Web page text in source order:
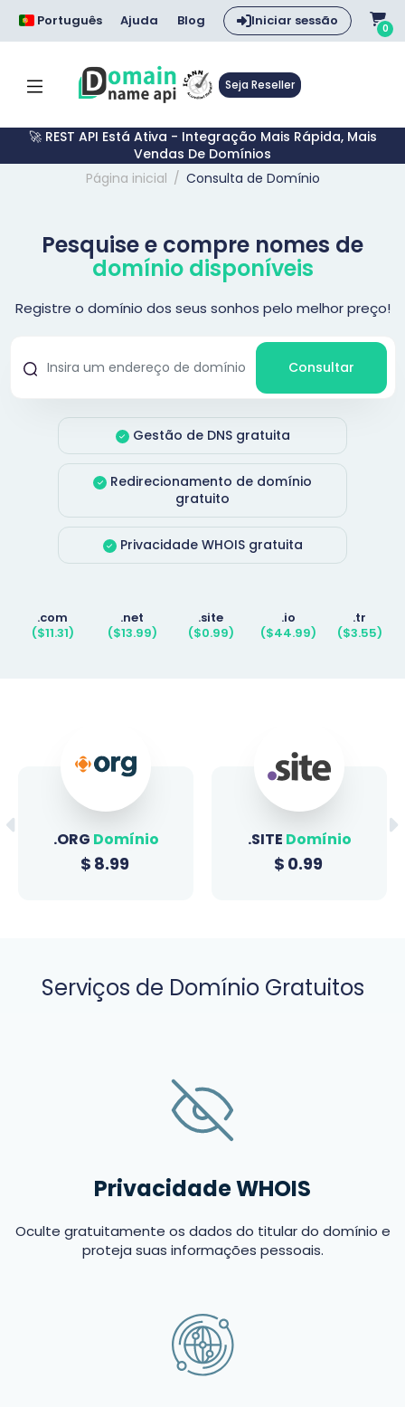
Português Ajuda Blog Iniciar sessão 0
Seja Reseller
🚀 REST API Está Ativa - Integração Mais Rápida, Mais
Vendas De Domínios
Página inicial
Consulta de Domínio
Pesquise e compre nomes de
domínio disponíveis
Registre o domínio dos seus sonhos pelo melhor preço!
Consultar
Gestão de DNS gratuita
Redirecionamento de domínio
gratuito
Privacidade WHOIS gratuita
.com
($11.31)
.net
($13.99)
.site
($0.99)
.io
($44.99)
.tr
($3.55)
.ORG Domínio
$ 8.99
.SITE Domínio
$ 0.99
Serviços de Domínio Gratuitos
Privacidade WHOIS
Oculte gratuitamente os dados do titular do domínio e
proteja suas informações pessoais.